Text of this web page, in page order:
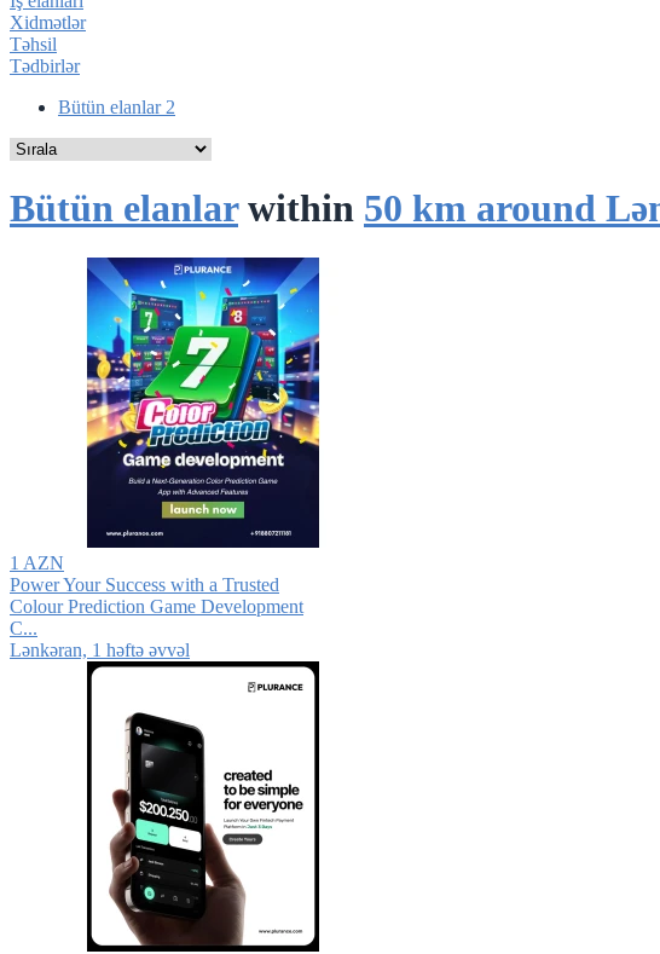
Xidmətlər
Təhsil
Tədbirlər
Bütün elanlar 2
Bütün elanlarwithin 50 km around
1 AZN
Power Your Success with a Trusted
Colour Prediction Game Development
C...
Lənkəran, 1 həftə əvvəl